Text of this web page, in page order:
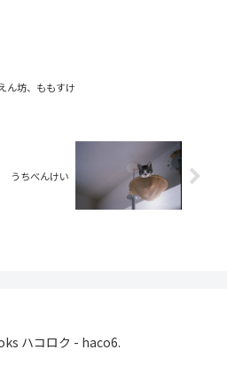
ん坊、ももすけ
うちべんけい
ハコロク - haco6.